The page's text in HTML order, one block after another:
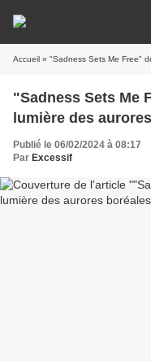
Accueil » "Sadness Sets Me Free"
"Sadness Sets Me
lumière des
Publié le 06/02/2024 à 08:17
Par Excessif